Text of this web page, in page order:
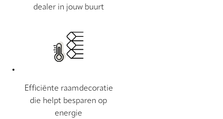
dealer in jouw buurt
Efficiënte raamdecoratie
die helpt besparen op
energie